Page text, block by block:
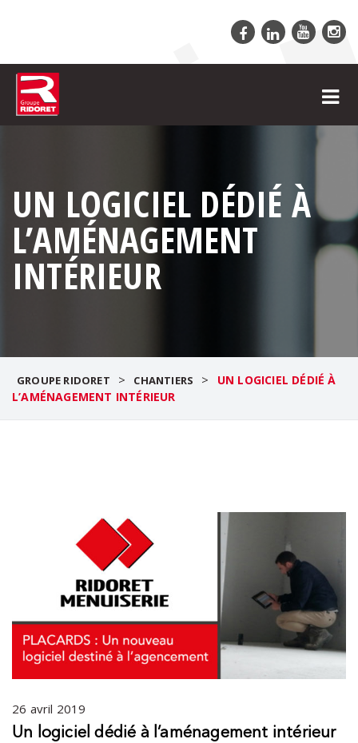
UN LOGICIEL DÉDIÉ À
L’AMÉNAGEMENT
INTÉRIEUR
GROUPE RIDORET > CHANTIERS >
UN LOGICIEL DÉDIÉ À
L’AMÉNAGEMENT INTÉRIEUR
26 avril 2019
Un logiciel dédié à l’aménagement intérieur